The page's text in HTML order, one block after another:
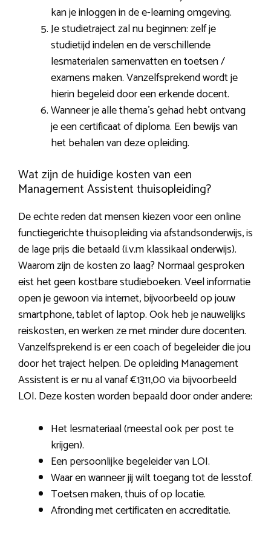
kan je inloggen in de e-learning omgeving.
Je studietraject zal nu beginnen: zelf je
studietijd indelen en de verschillende
lesmaterialen samenvatten en toetsen /
examens maken. Vanzelfsprekend wordt je
hierin begeleid door een erkende docent.
Wanneer je alle thema’s gehad hebt ontvang
je een certificaat of diploma. Een bewijs van
het behalen van deze opleiding.
Wat zijn de huidige kosten van een
Management Assistent thuisopleiding?
De echte reden dat mensen kiezen voor een online
functiegerichte thuisopleiding via afstandsonderwijs, is
de lage prijs die betaald (i.v.m klassikaal onderwijs).
Waarom zijn de kosten zo laag? Normaal gesproken
eist het geen kostbare studieboeken. Veel informatie
open je gewoon via internet, bijvoorbeeld op jouw
smartphone, tablet of laptop. Ook heb je nauwelijks
reiskosten, en werken ze met minder dure docenten.
Vanzelfsprekend is er een coach of begeleider die jou
door het traject helpen. De opleiding Management
Assistent is er nu al vanaf €1311,00 via bijvoorbeeld
LOI. Deze kosten worden bepaald door onder andere:
Het lesmateriaal (meestal ook per post te
krijgen).
Een persoonlijke begeleider van LOI.
Waar en wanneer jij wilt toegang tot de lesstof.
Toetsen maken, thuis of op locatie.
Afronding met certificaten en accreditatie.